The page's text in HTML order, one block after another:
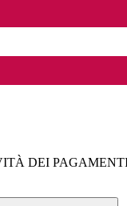
DEI PAGAMENTI